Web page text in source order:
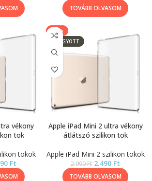
TOVÁBB OLVASOM
vékony
tok
tokok
Ft
-17%
ELFOGYOTT
Apple iPad Mini 2 ultra vékony
átlátszó szilikon tok
Apple iPad Mini 2 szilikon tokok
2.990Ft 2.490 Ft
TOVÁBB OLVASOM